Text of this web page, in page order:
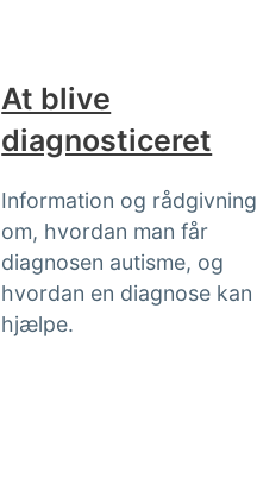
At blive
diagnosticeret
Information og rådgivning
om, hvordan man får
diagnosen autisme, og
hvordan en diagnose kan
hjælpe.